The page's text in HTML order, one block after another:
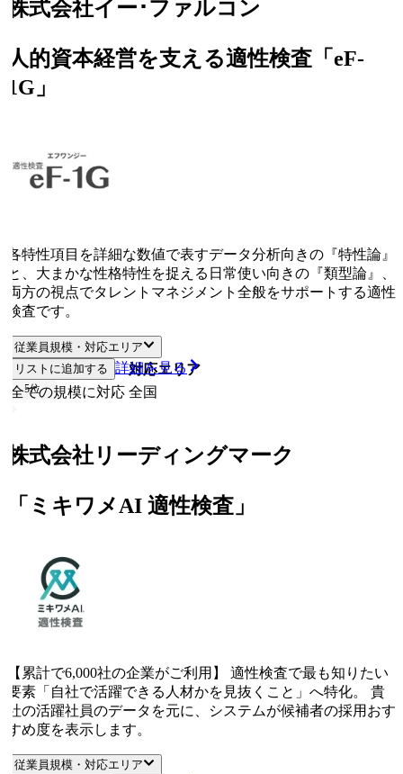
式会社イー･ファルコン
的資本経営を支える適性検査「eF-
」
特性項目を詳細な数値で表すデータ分析向きの『特性論』
、大まかな性格特性を捉える日常使い向きの『類型論』、
方の視点でタレントマネジメント全般をサポートする適性
査です。
従業員規模・対応エリア
従業員規模
対応エリア
ての規模に対応 全国
リストに追加する 詳細を見る
5位
式会社リーディングマーク
ミキワメAI 適性検査」
累計で6,000社の企業がご利用】 適性検査で最も知りたい
素「自社で活躍できる人材かを見抜くこと」へ特化。 貴
の活躍社員のデータを元に、システムが候補者の採用おす
め度を表示します。
従業員規模・対応エリア